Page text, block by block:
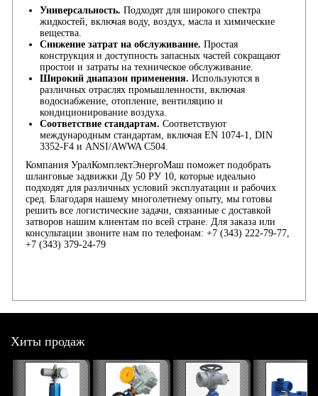
Универсальность. Подходят для широкого спектра
жидкостей, включая воду, воздух, масла и химические
вещества.
Снижение затрат на обслуживание. Простая
конструкция и доступность запасных частей сокращают
простои и затраты на техническое обслуживание.
Широкий диапазон применения. Используются в
различных отраслях промышленности, включая
водоснабжение, отопление, вентиляцию и
кондиционирование воздуха.
Соответствие стандартам. Соответствуют
международным стандартам, включая EN 1074-1, DIN
3352-F4 и ANSI/AWWA C504.
Компания УралКомплектЭнергоМаш поможет подобрать
шланговые задвижки Ду 50 РУ 10, которые идеально
подходят для различных условий эксплуатации и рабочих
сред. Благодаря нашему многолетнему опыту, мы готовы
решить все логистические задачи, связанные с доставкой
затворов нашим клиентам по всей стране. Для заказа или
консультации звоните нам по телефонам: +7 (343) 222-79-77,
+7 (343) 379-24-79
Хиты продаж